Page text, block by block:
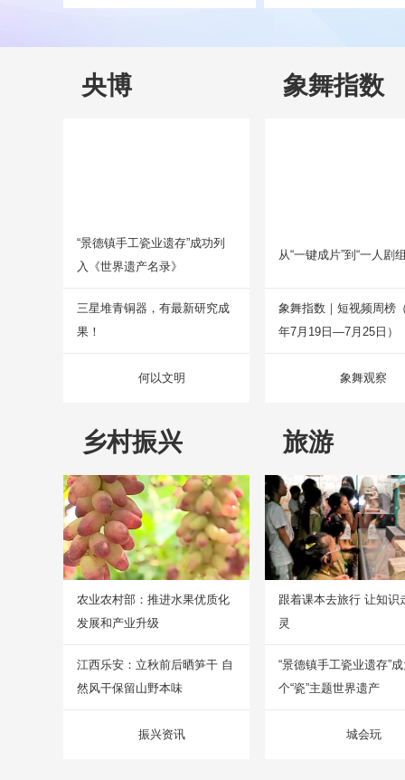
央博
“景德镇手工瓷业遗存”成功列
入《世界遗产名录》
三星堆青铜器，有最新研究成
果！
何以文明
象舞指数
从“一键成片”到“一人剧
象舞指数｜短视频周榜
年7月19日—7月25日）
象舞观察
乡村振兴
农业农村部：推进水果优质化
发展和产业升级
江西乐安：立秋前后晒笋干 自
然风干保留山野本味
振兴资讯
旅游
跟着课本去旅行 让知识
灵
“景德镇手工瓷业遗存”
个“瓷”主题世界遗产
城会玩